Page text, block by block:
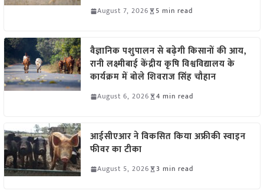
August 7, 2026 5 min read
वैज्ञानिक पशुपालन से बढ़ेगी किसानों की आय,
रानी लक्ष्मीबाई केंद्रीय कृषि विश्वविद्यालय के
कार्यक्रम में बोले शिवराज सिंह चौहान
August 6, 2026 4 min read
आईसीएआर ने विकसित किया अफ्रीकी स्वाइन
फीवर का टीका
August 5, 2026 3 min read